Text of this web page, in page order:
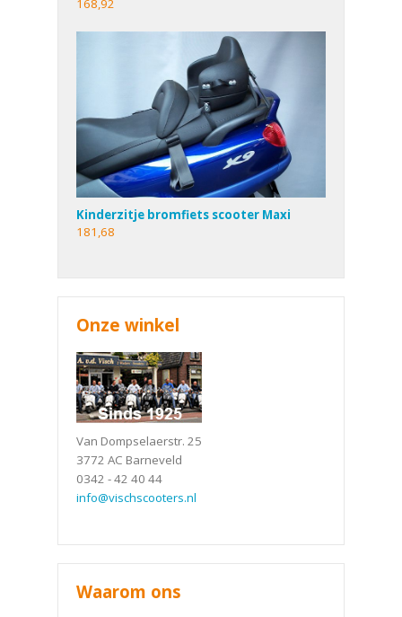
168,92
Kinderzitje bromfiets scooter Maxi
181,68
Onze winkel
Van Dompselaerstr. 25
3772 AC Barneveld
0342 - 42 40 44
info@vischscooters.nl
Waarom ons